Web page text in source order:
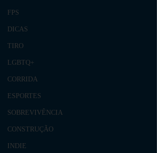
FPS
DICAS
TIRO
LGBTQ+
CORRIDA
ESPORTES
SOBREVIVÊNCIA
CONSTRUÇÃO
INDIE